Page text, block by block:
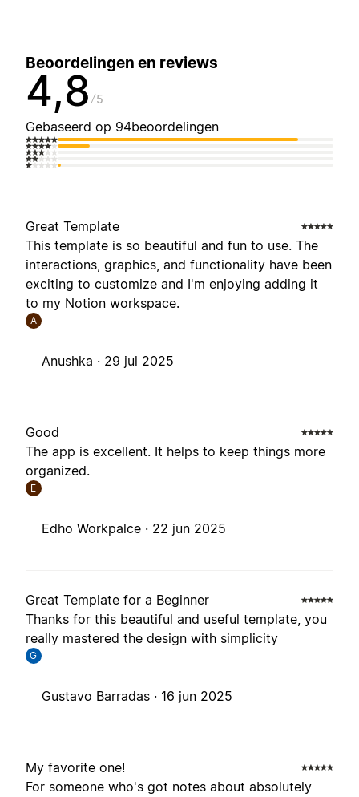
Beoordelingen en reviews
4,8 5
Gebaseerd op 94beoordelingen
Great Template
This template is so beautiful and fun to use. The
interactions, graphics, and functionality have been
exciting to customize and I'm enjoying adding it
to my Notion workspace.
A
Anushka · 29 jul 2025
Good
The app is excellent. It helps to keep things more
organized.
E
Edho Workpalce · 22 jun 2025
Great Template for a Beginner
Thanks for this beautiful and useful template, you
really mastered the design with simplicity
G
Gustavo Barradas · 16 jun 2025
My favorite one!
For someone who's got notes about absolutely